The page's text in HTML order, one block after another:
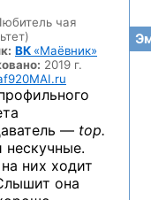
чая
ВК «Маёвник»
2019 г.
— top.
нескучные.
них ходит
она